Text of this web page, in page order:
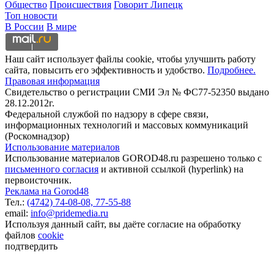
Общество Происшествия Говорит Липецк
Топ новости
В России В мире
Наш сайт использует файлы cookie, чтобы улучшить работу
сайта, повысить его эффективность и удобство. Подробнее.
Правовая информация
Свидетельство о регистрации СМИ Эл № ФС77-52350 выдано
28.12.2012г.
Федеральной службой по надзору в сфере связи,
информационных технологий и массовых коммуникаций
(Роскомнадзор)
Использование материалов
Использование материалов GOROD48.ru разрешено только с
письменного согласия и активной ссылкой (hyperlink) на
первоисточник.
Реклама на Gorod48
Тел.: (4742) 74-08-08, 77-55-88
email: info@pridemedia.ru
Используя данный сайт, вы даёте согласие на обработку
файлов cookie
подтвердить